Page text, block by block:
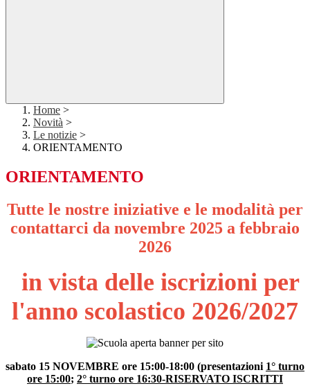
Home >
Novità >
Le notizie >
ORIENTAMENTO
ORIENTAMENTO
Tutte le nostre iniziative e le modalità per
contattarci da novembre 2025 a febbraio
2026
in vista delle iscrizioni per
l'anno scolastico 2026/2027
sabato 15 NOVEMBRE ore 15:00-18:00 (presentazioni 1° turno
ore 15:00; 2° turno ore 16:30-RISERVATO ISCRITTI